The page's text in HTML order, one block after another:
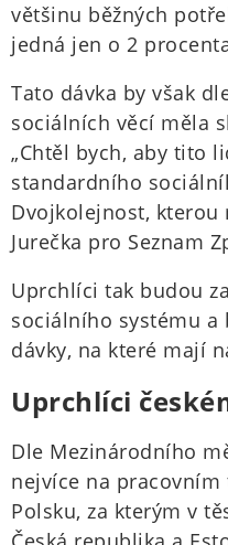
většinu běžných
jedná jen o 2
Tato dávka by však
sociálních věcí měla
„Chtěl bych, aby tito
standardního
Dvojkolejnost, kterou
Jurečka pro Seznam
Uprchlíci tak budou
sociálního systému a
dávky, na které mají
Uprchlíci
Dle Mezinárodního
nejvíce na
Polsku, za kterým v